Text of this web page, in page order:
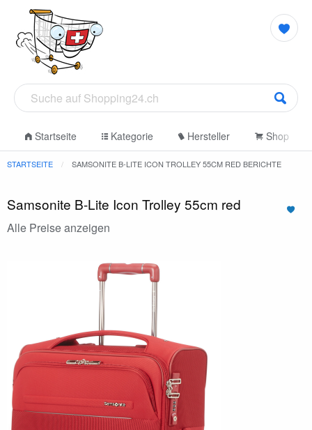
Startseite Kategorie Hersteller Shop
STARTSEITE SAMSONITE B-LITE ICON TROLLEY 55CM RED BERICHTE
Samsonite B-Lite Icon Trolley 55cm red
Alle Preise anzeigen